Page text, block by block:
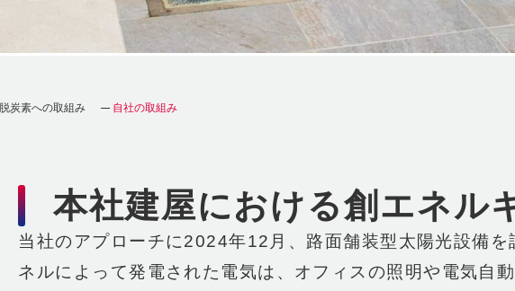
脱炭素への取組み 自社の取組み
本社建屋における創エネル
当社のアプローチに2024年12月、路面舗装型太陽光設備
ネルによって発電された電気は、オフィスの照明や電気自